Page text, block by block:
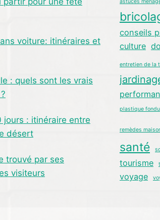
voiture: itinéraires et
: quels sont les vrais
jours : itinéraire entre
désert
trouvé par ses
visiteurs
conseils
culture
entretien de la
plastique fondu
remèdes
santé
tourisme
voyage